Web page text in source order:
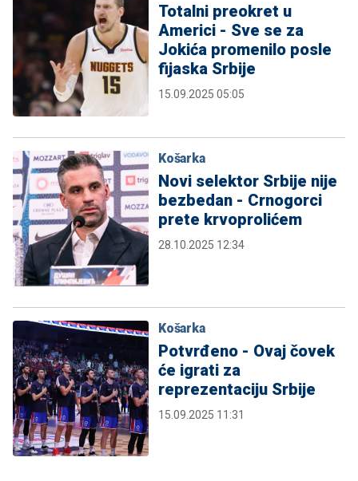
Totalni preokret u
Americi - Sve se za
Jokića promenilo posle
fijaska Srbije
15.09.2025 05:05
Košarka
Novi selektor Srbije nije
bezbedan - Crnogorci
prete krvoprolićem
28.10.2025 12:34
Košarka
Potvrđeno - Ovaj čovek
će igrati za
reprezentaciju Srbije
15.09.2025 11:31